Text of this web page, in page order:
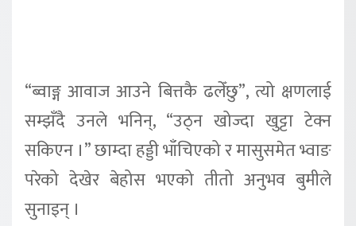
“ब्वाङ्ग आवाज आउने बित्तकै ढलेँछु”, त्यो क्षणलाई
सम्झँदै उनले भनिन्, “उठ्न खोज्दा खुट्टा टेक्न
सकिएन ।” छाम्दा हड्डी भाँचिएको र मासुसमेत भ्वाङ
परेको देखेर बेहोस भएको तीतो अनुभव बुमीले
सुनाइन् ।